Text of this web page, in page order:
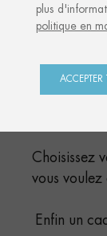
avec
Choisissez
vous
Enfin un
plus
politique en
ACCEPTER